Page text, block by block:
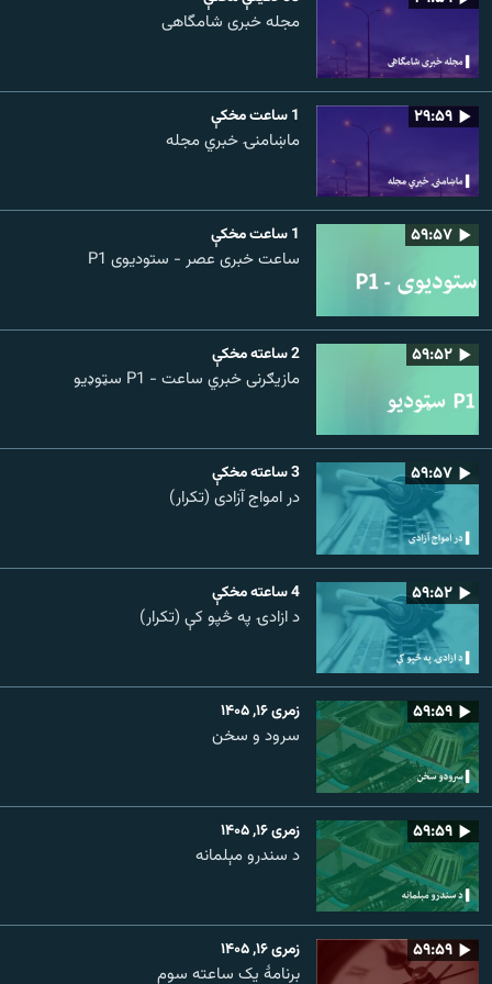
مجله خبری شامگاهی
۲۹:۵۹ 1 ساعت مخکې
ماښامنۍ خبري مجله
۵۹:۵۷ 1 ساعت مخکې
ساعت خبری عصر - ستودیوی P1
۵۹:۵۲ 2 ساعته مخکې
مازیګرنی خبري ساعت - P1 سټوډیو
۵۹:۵۷ 3 ساعته مخکې
در امواج آزادی (تکرار)
۵۹:۵۲ 4 ساعته مخکې
د ازادۍ په څپو کې (تکرار)
۵۹:۵۹ زمری ۱۶, ۱۴۰۵
سرود و سخن
۵۹:۵۹ زمری ۱۶, ۱۴۰۵
د سندرو مېلمانه
۵۹:۵۹ زمری ۱۶, ۱۴۰۵
برنامۀ یک ساعته سوم